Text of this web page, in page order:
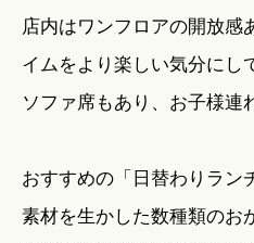
店内はワンフロアの開放感
イムをより楽しい気分にし
ソファ席もあり、お子様連
おすすめの「日替わりラン
素材を生かした数種類のお